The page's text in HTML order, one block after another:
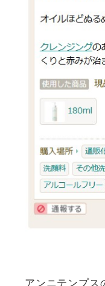
アンニテンプス